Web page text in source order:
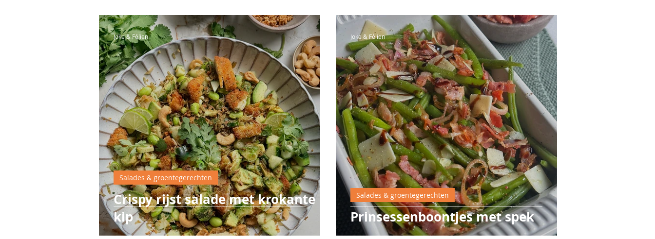
Crispy rijst salade met krokante
kip
Salades & groentegerechten
Joke & Félien
Prinsessenboontjes met spek
Salades & groentegerechten
Joke & Félien